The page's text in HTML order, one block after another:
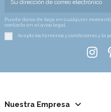
Puede darse de baja en cualquier
contacto en el aviso legal.
Acepto los términos y condiciones y la
Nuestra Empresa